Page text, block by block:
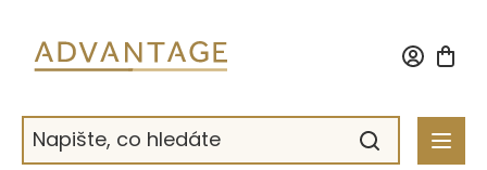
obsah